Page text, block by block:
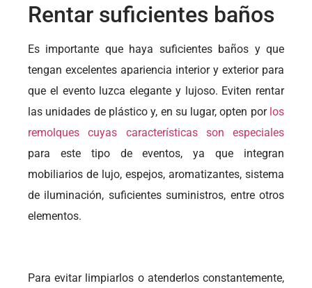
Rentar suficientes baños
Es importante que haya suficientes baños y que
tengan excelentes apariencia interior y exterior para
que el evento luzca elegante y lujoso. Eviten rentar
las unidades de plástico y, en su lugar, opten por los
remolques cuyas características son especiales
para este tipo de eventos, ya que integran
mobiliarios de lujo, espejos, aromatizantes, sistema
de iluminación, suficientes suministros, entre otros
elementos.
Para evitar limpiarlos o atenderlos constantemente,